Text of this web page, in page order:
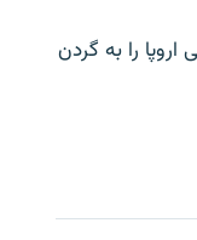
اروپا را به گردن